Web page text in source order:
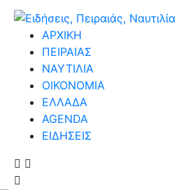
ΑΡΧΙΚΗ
ΠΕΙΡΑΙΑΣ
ΝΑΥΤΙΛΙΑ
ΟΙΚΟΝΟΜΙΑ
ΕΛΛΑΔΑ
AGENDA
ΕΙΔΗΣΕΙΣ